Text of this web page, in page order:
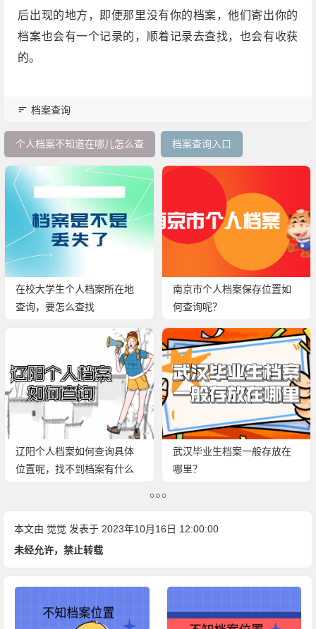
后出现的地方，即便那里没有你的档案，他们寄出你的
档案也会有一个记录的，顺着记录去查找，也会有收获
的。
档案查询
个人档案不知道在哪儿怎么查 档案查询入口
在校大学生个人档案所在地
查询，要怎么查找
南京市个人档案保存位置如
何查询呢？
辽阳个人档案如何查询具体
位置呢，找不到档案有什么
武汉毕业生档案一般存放在
哪里？
本文由 觉觉 发表于 2023年10月16日 12:00:00
未经允许，禁止转载